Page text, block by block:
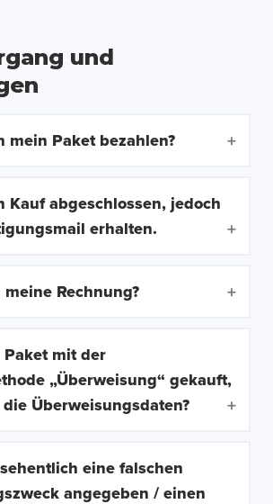
und
mein Paket bezahlen?
Kauf abgeschlossen, jedoch
erhalten.
Rechnung?
Paket mit der
„Überweisung“ gekauft,
Überweisungsdaten?
eine falschen
angegeben / einen